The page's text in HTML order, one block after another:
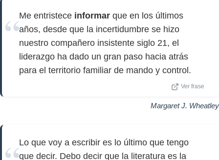
Me entristece informar que en los últimos
años, desde que la incertidumbre se hizo
nuestro compañero insistente siglo 21, el
liderazgo ha dado un gran paso hacia atrás
para el territorio familiar de mando y control.
Ver frase
Margaret J. Wheatley
Lo que voy a escribir es lo último que tengo
que decir. Debo decir que la literatura es la